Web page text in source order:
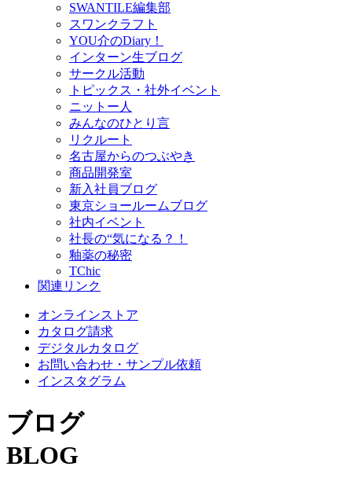
SWANTILE編集部
スワンクラフト
YOU介のDiary！
インターン生ブログ
サークル活動
トピックス・社外イベント
ニットー人
みんなのひとり言
リクルート
名古屋からのつぶやき
商品開発室
新入社員ブログ
東京ショールームブログ
社内イベント
社長の“気になる？！
釉薬の秘密
TChic
関連リンク
オンラインストア
カタログ請求
デジタルカタログ
お問い合わせ・サンプル依頼
インスタグラム
ブログ
BLOG